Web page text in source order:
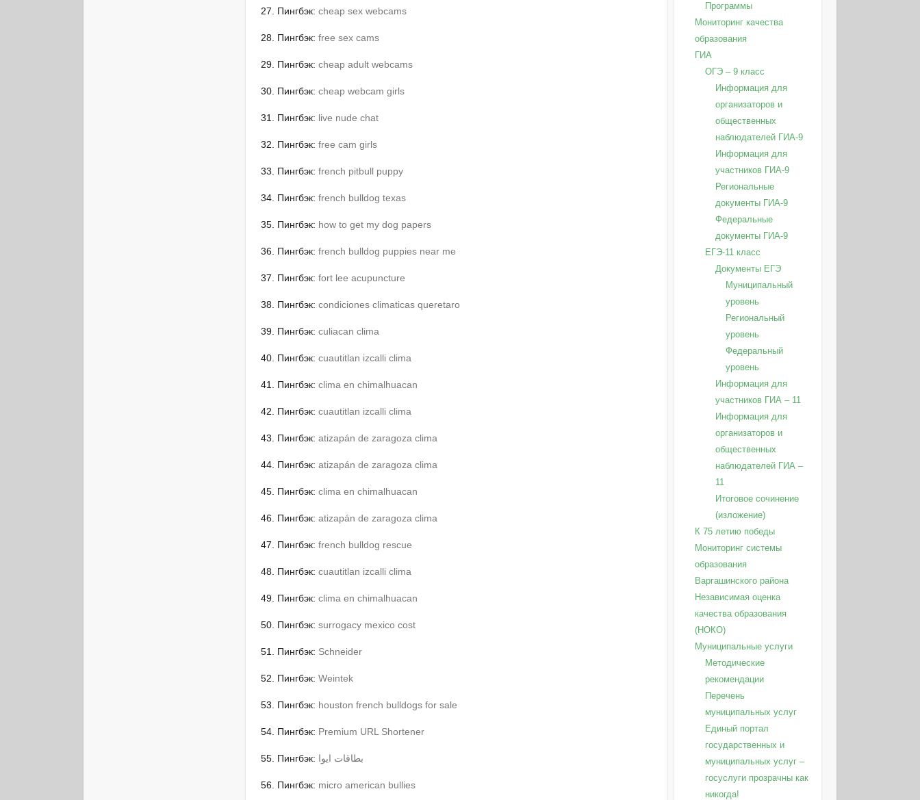
Пингбэк: cheap sex webcams
Пингбэк: free sex cams
Пингбэк: cheap adult webcams
Пингбэк: cheap webcam girls
Пингбэк: live nude chat
Пингбэк: free cam girls
Пингбэк: french pitbull puppy
Пингбэк: french bulldog texas
Пингбэк: how to get my dog papers
Пингбэк: french bulldog puppies near me
Пингбэк: fort lee acupuncture
Пингбэк: condiciones climaticas queretaro
Пингбэк: culiacan clima
Пингбэк: cuautitlan izcalli clima
Пингбэк: clima en chimalhuacan
Пингбэк: cuautitlan izcalli clima
Пингбэк: atizapán de zaragoza clima
Пингбэк: atizapán de zaragoza clima
Пингбэк: clima en chimalhuacan
Пингбэк: atizapán de zaragoza clima
Пингбэк: french bulldog rescue
Пингбэк: cuautitlan izcalli clima
Пингбэк: clima en chimalhuacan
Пингбэк: surrogacy mexico cost
Пингбэк: Schneider
Пингбэк: Weintek
Пингбэк: houston french bulldogs for sale
Пингбэк: Premium URL Shortener
Пингбэк: بطاقات ايوا
Пингбэк: micro american bullies
Программы
Мониторинг качества
образования
ГИА
ОГЭ – 9 класс
Информация для
организаторов и
общественных
наблюдателей ГИА-9
Информация для
участников ГИА-9
Региональные
документы ГИА-9
Федеральные
документы ГИА-9
ЕГЭ-11 класс
Документы ЕГЭ
Муниципальный
уровень
Региональный
уровень
Федеральный
уровень
Информация для
участников ГИА – 11
Информация для
организаторов и
общественных
наблюдателей ГИА –
11
Итоговое сочинение
(изложение)
К 75 летию победы
Мониторинг системы
образования
Варгашинского района
Независимая оценка
качества образования
(НОКО)
Муниципальные услуги
Методические
рекомендации
Перечень
муниципальных услуг
Единый портал
государственных и
муниципальных услуг –
госуслуги прозрачны как
никогда!